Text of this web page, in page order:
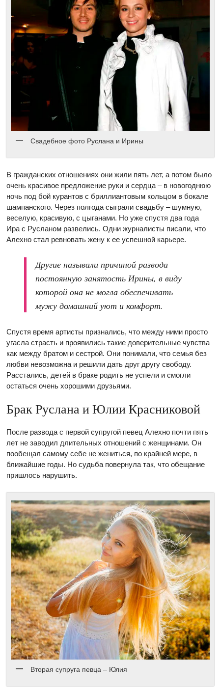
Свадебное фото Руслана и Ирины
В гражданских отношениях они жили пять лет, а потом было
очень красивое предложение руки и сердца – в новогоднюю
ночь под бой курантов с бриллиантовым кольцом в бокале
шампанского. Через полгода сыграли свадьбу – шумную,
веселую, красивую, с цыганами. Но уже спустя два года
Ира с Русланом развелись. Одни журналисты писали, что
Алехно стал ревновать жену к ее успешной карьере.
Другие называли причиной развода
постоянную занятость Ирины, в виду
которой она не могла обеспечивать
мужу домашний уют и комфорт.
Спустя время артисты признались, что между ними просто
угасла страсть и проявились такие доверительные чувства
как между братом и сестрой. Они понимали, что семья без
любви невозможна и решили дать друг другу свободу.
Расстались, детей в браке родить не успели и смогли
остаться очень хорошими друзьями.
Брак Руслана и Юлии Красниковой
После развода с первой супругой певец Алехно почти пять
лет не заводил длительных отношений с женщинами. Он
пообещал самому себе не жениться, по крайней мере, в
ближайшие годы. Но судьба повернула так, что обещание
пришлось нарушить.
Вторая супруга певца – Юлия